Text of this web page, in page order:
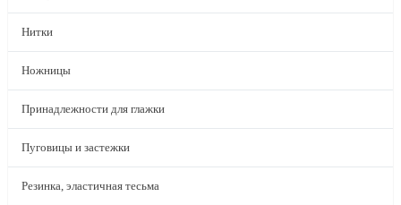
Нитки
Ножницы
Принадлежности для глажки
Пуговицы и застежки
Резинка, эластичная тесьма